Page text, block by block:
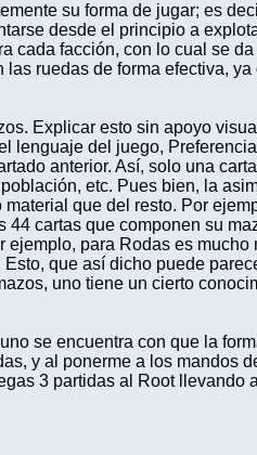
su forma de jugar; es
desde el principio a
cada facción, con lo cual se
ruedas de forma efectiva,
Explicar esto sin apoyo
lenguaje del juego,
anterior. Así, solo una
etc. Pues bien, la
que del resto. Por
cartas que componen su
para Rodas es
que así dicho puede
uno tiene un cierto
se encuentra con que la
y al ponerme a los mandos
3 partidas al Root llevando